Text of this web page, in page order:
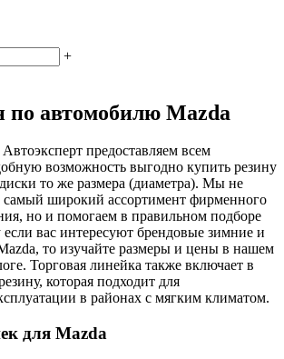
+
автомобилю Mazda
предоставляем всем
возможность выгодно купить резину
то же размера (диаметра). Мы не
самый широкий ассортимент фирменного
но и помогаем в правильном подборе
вас интересуют брендовые зимние и
то изучайте размеры и цены в нашем
Торговая линейка также включает в
которая подходит для
в районах с мягким климатом.
для Mazda